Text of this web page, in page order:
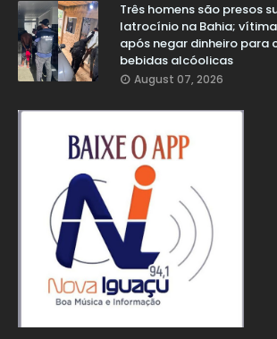
Três homens são presos
latrocínio na Bahia;
após negar dinheiro para
bebidas alcóolicas
August 07, 2026